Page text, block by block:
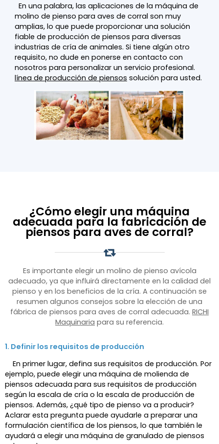
En una palabra, las aplicaciones de la máquina de
molino de pienso para aves de corral son muy
amplias, lo que puede proporcionar una solución
fiable de producción de piensos para diversas
industrias de cría de animales. Si tiene algún otro
requisito, no dude en ponerse en contacto con
nosotros para personalizar un servicio profesional.
línea de producción de piensos solución para usted.
¿Cómo elegir una máquina
adecuada para la fabricación de
piensos para aves de corral?
Es importante elegir un molino de pienso avícola
adecuado, ya que influirá directamente en la calidad del
pienso y en los beneficios de la cría. A continuación se
resumen algunos consejos sobre la elección de una
fábrica de piensos para aves de corral adecuada. RICHI
Maquinaria para su referencia.
1. Definir los requisitos de producción
En primer lugar, defina sus requisitos de producción. Por
ejemplo, puede elegir una máquina de molienda de
piensos adecuada para sus requisitos de producción
según la escala de cría o la escala de producción de
piensos. Además, ¿qué tipo de pienso va a producir?
Aclarar esta pregunta puede ayudarle a preparar una
formulación científica de los piensos, lo que también le
ayudará a elegir una máquina de granulado de piensos